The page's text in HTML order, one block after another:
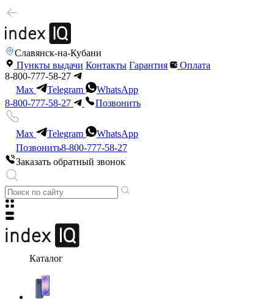
Славянск-на-Кубани
Пункты выдачи Контакты Гарантия
Оплата
8-800-777-58-27
Max
Telegram
WhatsApp
8-800-777-58-27
Позвонить
Max Telegram
WhatsApp
Позвонить8-800-777-58-27
Заказать обратный звонок
Каталог